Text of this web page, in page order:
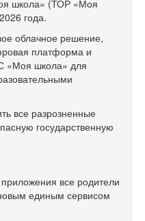
школа» (ТОР «Моя
года.
облачное решение,
платформа и
«Моя школа» для
все разрозненные
государственную
все родители
единым сервисом